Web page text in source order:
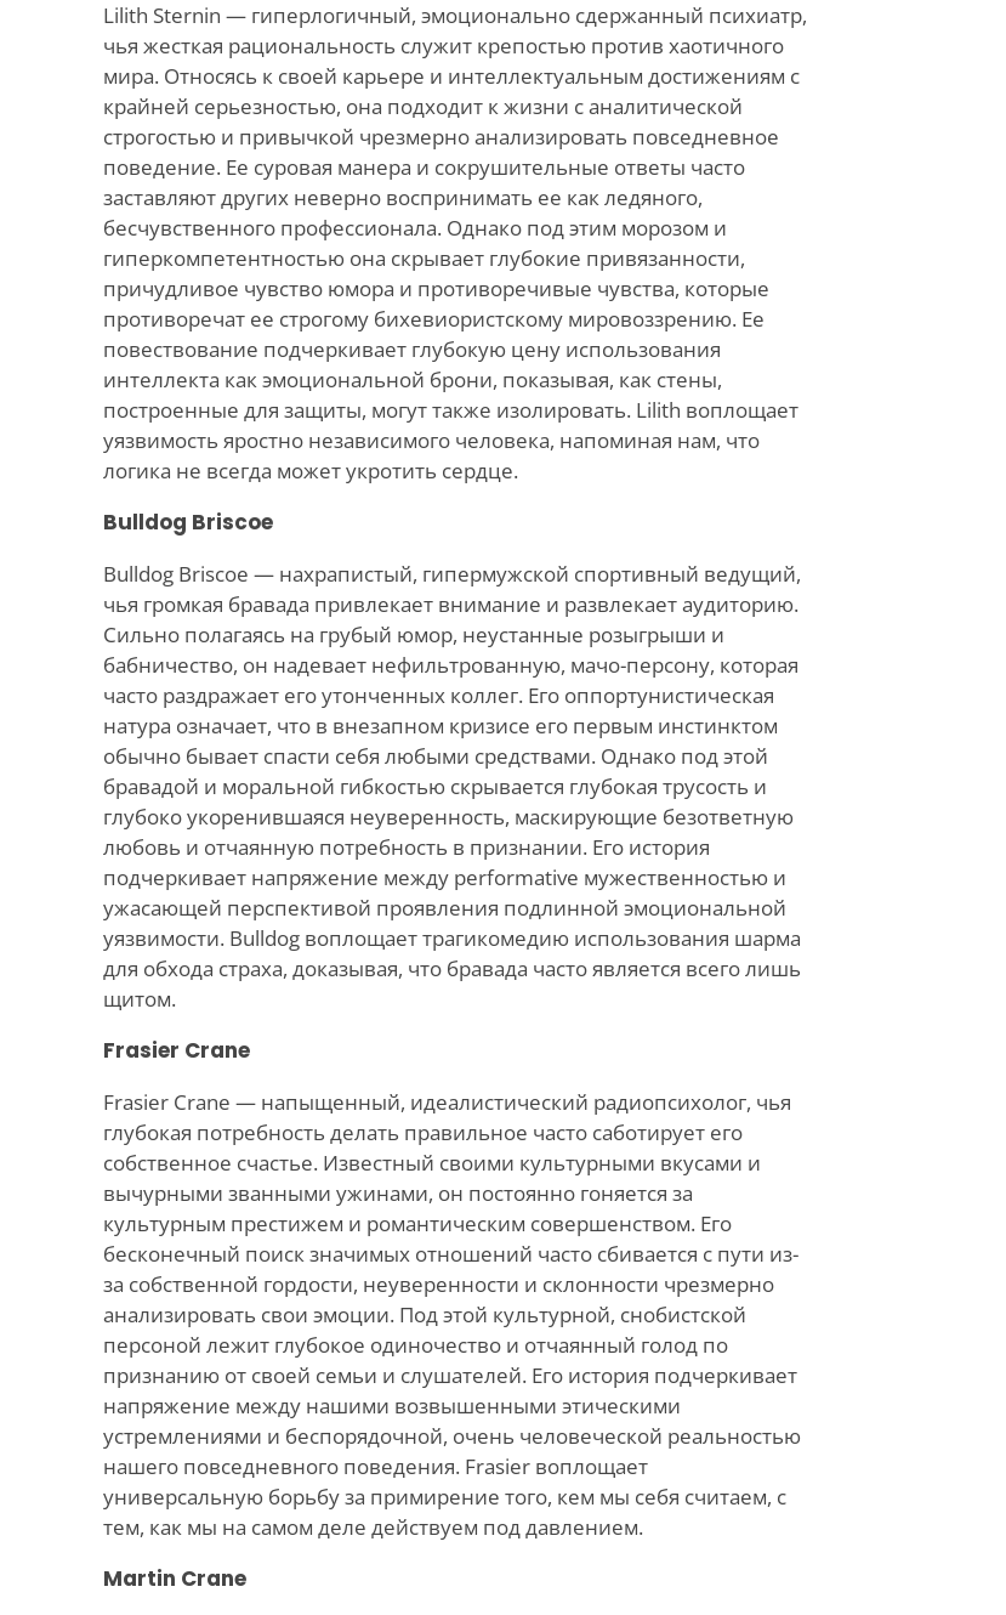
Lilith Sternin — гиперлогичный, эмоционально сдержанный психиатр,
чья жесткая рациональность служит крепостью против хаотичного
мира. Относясь к своей карьере и интеллектуальным достижениям с
крайней серьезностью, она подходит к жизни с аналитической
строгостью и привычкой чрезмерно анализировать повседневное
поведение. Ее суровая манера и сокрушительные ответы часто
заставляют других неверно воспринимать ее как ледяного,
бесчувственного профессионала. Однако под этим морозом и
гиперкомпетентностью она скрывает глубокие привязанности,
причудливое чувство юмора и противоречивые чувства, которые
противоречат ее строгому бихевиористскому мировоззрению. Ее
повествование подчеркивает глубокую цену использования
интеллекта как эмоциональной брони, показывая, как стены,
построенные для защиты, могут также изолировать. Lilith воплощает
уязвимость яростно независимого человека, напоминая нам, что
логика не всегда может укротить сердце.
Bulldog Briscoe
Bulldog Briscoe — нахрапистый, гипермужской спортивный ведущий,
чья громкая бравада привлекает внимание и развлекает аудиторию.
Сильно полагаясь на грубый юмор, неустанные розыгрыши и
бабничество, он надевает нефильтрованную, мачо-персону, которая
часто раздражает его утонченных коллег. Его оппортунистическая
натура означает, что в внезапном кризисе его первым инстинктом
обычно бывает спасти себя любыми средствами. Однако под этой
бравадой и моральной гибкостью скрывается глубокая трусость и
глубоко укоренившаяся неуверенность, маскирующие безответную
любовь и отчаянную потребность в признании. Его история
подчеркивает напряжение между performative мужественностью и
ужасающей перспективой проявления подлинной эмоциональной
уязвимости. Bulldog воплощает трагикомедию использования шарма
для обхода страха, доказывая, что бравада часто является всего лишь
щитом.
Frasier Crane
Frasier Crane — напыщенный, идеалистический радиопсихолог, чья
глубокая потребность делать правильное часто саботирует его
собственное счастье. Известный своими культурными вкусами и
вычурными званными ужинами, он постоянно гоняется за
культурным престижем и романтическим совершенством. Его
бесконечный поиск значимых отношений часто сбивается с пути из-
за собственной гордости, неуверенности и склонности чрезмерно
анализировать свои эмоции. Под этой культурной, снобистской
персоной лежит глубокое одиночество и отчаянный голод по
признанию от своей семьи и слушателей. Его история подчеркивает
напряжение между нашими возвышенными этическими
устремлениями и беспорядочной, очень человеческой реальностью
нашего повседневного поведения. Frasier воплощает
универсальную борьбу за примирение того, кем мы себя считаем, с
тем, как мы на самом деле действуем под давлением.
Martin Crane